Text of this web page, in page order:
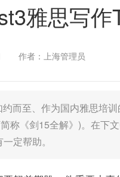
雅思写
作者：上海管理员
而至、作为国内雅思培
称《剑15全解》)。在下
定帮助。